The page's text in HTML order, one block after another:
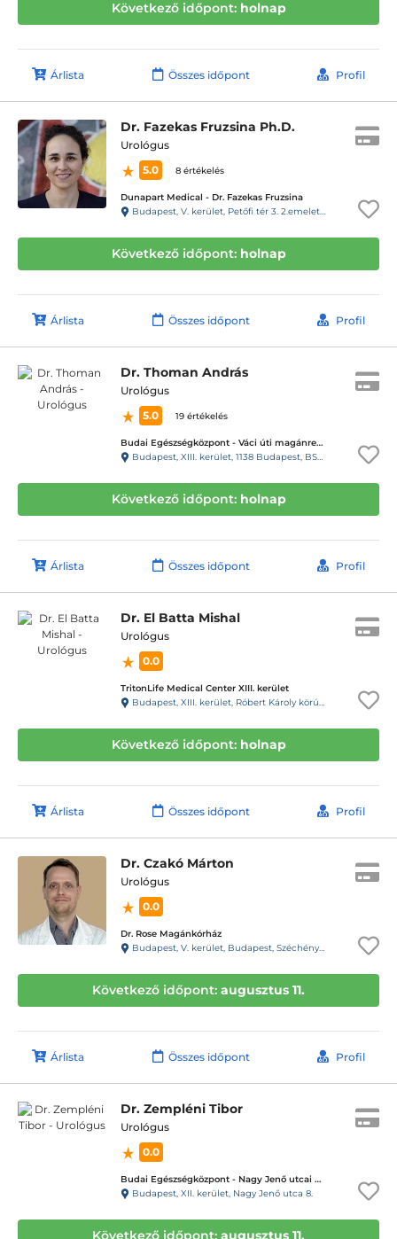
Következő időpont: holnap
Árlista Összes időpont Profil
Dr. Fazekas Fruzsina Ph.D.
Urológus
5.0
8 értékelés
Dunapart Medical - Dr. Fazekas Fruzsina
Budapest, V. kerület, Petőfi tér 3. 2.emelet 4 ajtó 27-es kapucsengő BALRA az “A”lépcsőház”
Következő időpont: holnap
Árlista Összes időpont Profil
Dr. Thoman András
Urológus
5.0
19 értékelés
Budai Egészségközpont - Váci úti magánrendelők
Budapest, XIII. kerület, 1138 Budapest, BSR Center, Váci út 135-139.
Következő időpont: holnap
Árlista Összes időpont Profil
Dr. El Batta Mishal
Urológus
0.0
TritonLife Medical Center XIII. kerület
Budapest, XIII. kerület, Róbert Károly körút 64.
Következő időpont: holnap
Árlista Összes időpont Profil
Dr. Czakó Márton
Urológus
0.0
Dr. Rose Magánkórház
Budapest, V. kerület, Budapest, Széchényi tér 7/8. (volt Roosevelt tér) C torony
Következő időpont: augusztus 11.
Árlista Összes időpont Profil
Dr. Zempléni Tibor
Urológus
0.0
Budai Egészségközpont - Nagy Jenő utcai magánrendelők
Budapest, XII. kerület, Nagy Jenő utca 8.
Következő időpont: augusztus 11.